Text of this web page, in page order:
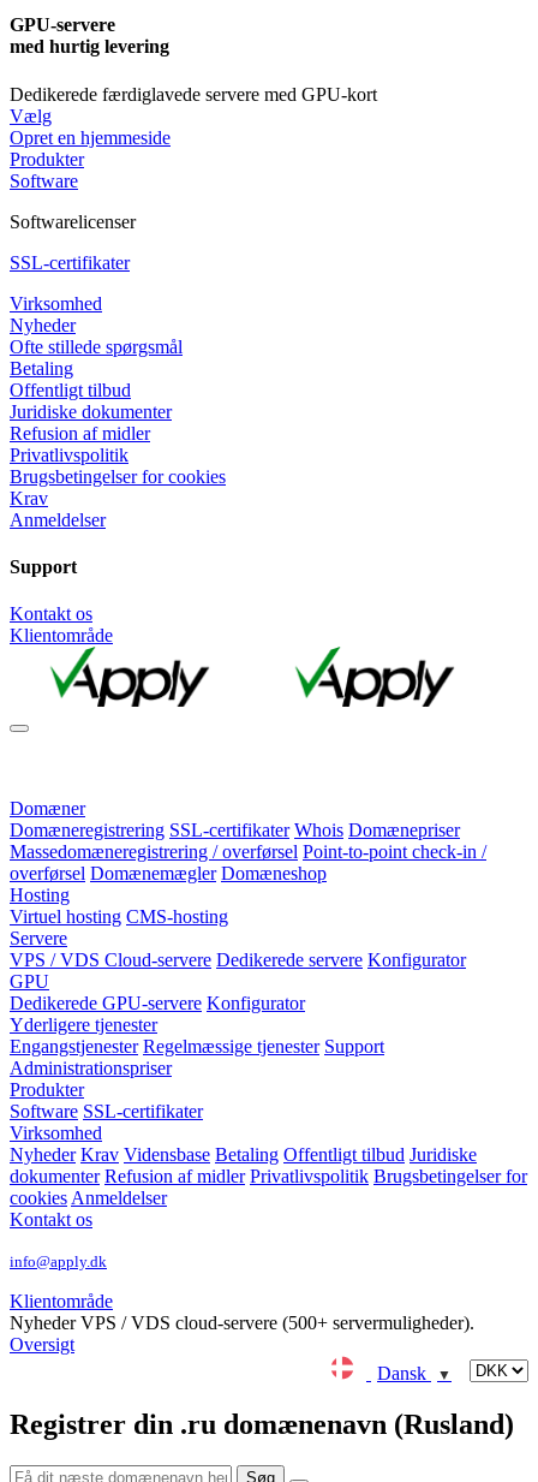
GPU-servere
med hurtig levering
Dedikerede færdiglavede servere med GPU-kort
Vælg
Opret en hjemmeside
Produkter
Software
Softwarelicenser
SSL-certifikater
Virksomhed
Nyheder
Ofte stillede spørgsmål
Betaling
Offentligt tilbud
Juridiske dokumenter
Refusion af midler
Privatlivspolitik
Brugsbetingelser for cookies
Krav
Anmeldelser
Support
Kontakt os
Klientområde
Domæner
Domæneregistrering SSL-certifikater Whois Domænepriser
Massedomæneregistrering / overførsel Point-to-point check-in /
overførsel Domænemægler Domæneshop
Hosting
Virtuel hosting CMS-hosting
Servere
VPS / VDS Cloud-servere Dedikerede servere Konfigurator
GPU
Dedikerede GPU-servere Konfigurator
Yderligere tjenester
Engangstjenester Regelmæssige tjenester Support
Administrationspriser
Produkter
Software SSL-certifikater
Virksomhed
Nyheder Krav Vidensbase Betaling Offentligt tilbud Juridiske
dokumenter Refusion af midler Privatlivspolitik Brugsbetingelser for
cookies Anmeldelser
Kontakt os
info@apply.dk
Klientområde
Nyheder VPS / VDS cloud-servere (500+ servermuligheder).
Oversigt
Dansk
▼
Registrer din .ru domænenavn (Rusland)